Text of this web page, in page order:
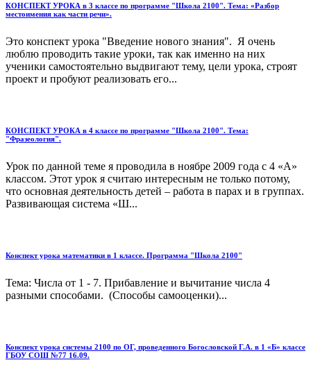
КОНСПЕКТ УРОКА в 3 классе по программе "Школа 2100". Тема: «Разбор
местоимения как части речи».
Это конспект урока "Введение нового знания". Я очень
люблю проводить такие уроки, так как именно на них
ученики самостоятельно выдвигают тему, цели урока, строят
проект и пробуют реализовать его...
КОНСПЕКТ УРОКА в 4 классе по программе "Школа 2100". Тема:
"Фразеология".
Урок по данной теме я проводила в ноябре 2009 года с 4 «А»
классом. Этот урок я считаю интересным не только потому,
что основная деятельность детей – работа в парах и в группах.
Развивающая система «Ш...
Конспект урока математики в 1 классе. Программа "Школа 2100"
Тема: Числа от 1 - 7. Прибавление и вычитание числа 4
разными способами. (Способы самооценки)...
Конспект урока системы 2100 по ОГ, проведенного Богословской Г.А. в 1 «Б» классе
ГБОУ СОШ №77 16.09.